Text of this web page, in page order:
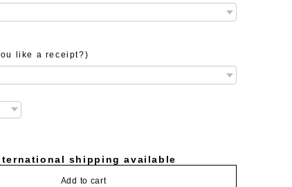
like a receipt?)
shipping available
Add to cart